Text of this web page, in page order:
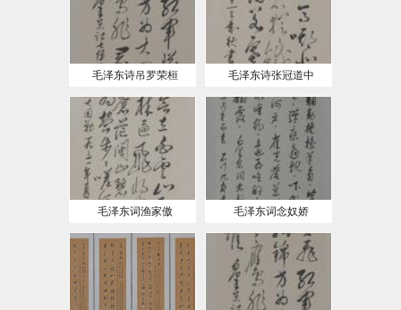
毛泽东诗吊罗荣桓 毛泽东诗张冠道中
毛泽东词渔家傲 毛泽东词念奴娇